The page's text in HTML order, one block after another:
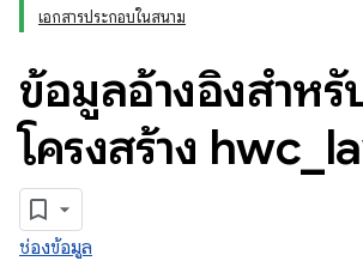
เอกสารประกอบในสนาม
ข้อมูลอ้างอิงสำหรั
โครงสร้าง hwc
ช่องข้อมูล